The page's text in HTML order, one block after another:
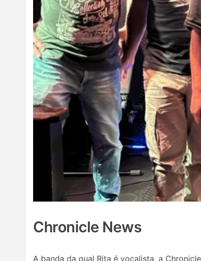
Chronicle News
A banda da qual Rita é vocalista, a